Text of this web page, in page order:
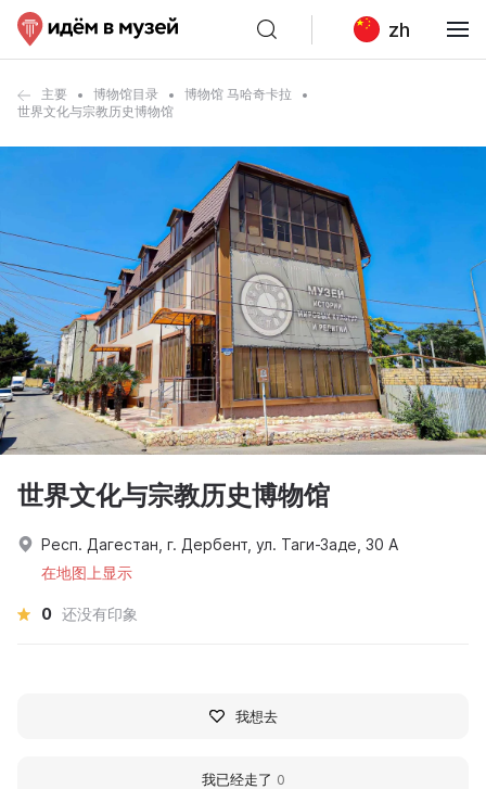
zh
主要 博物馆目录
博物馆 马哈奇卡拉
世界文化与宗教历史博物馆
世界文化与宗教历史博物馆
Респ. Дагестан, г. Дербент, ул. Таги-Заде, 30 А
在地图上显示
0 还没有印象
我想去
我已经走了 0